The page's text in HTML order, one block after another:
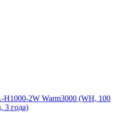
2W Warm3000 (WH, 100
3 года)